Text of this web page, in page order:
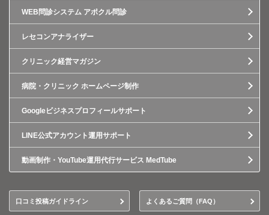
WEB問診システム アポクル問診
レセコンアナライザー
クリニック経営マガジン
病院・クリニック ホームページ制作
Googleビジネスプロフィールサポート
LINE公式アカウント運用サポート
動画制作・YouTube運用代行サービス MedTube
口コミ投稿ガイドライン よくあるご質問（FAQ）